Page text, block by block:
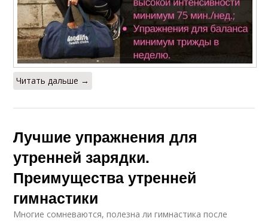
Читать дальше →
Лучшие упражнения для
утренней зарядки.
Преимущества утренней
гимнастики
Многие сомневаются, полезна ли гимнастика после